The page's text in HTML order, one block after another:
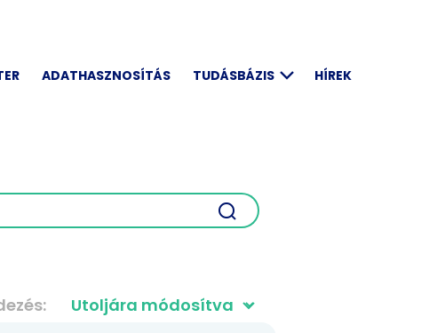
ADATHASZNOSÍTÁS TUDÁSBÁZIS HÍREK